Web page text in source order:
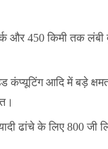
और 450 किमी तक
कंप्यूटिंग आदि में बड़े
ढांचे के लिए 800 जी